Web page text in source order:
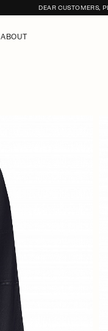
DEAR CUSTOMERS,
ABOUT